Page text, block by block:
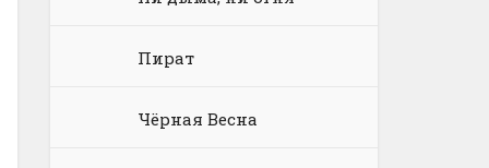
Пират
Чёрная Весна